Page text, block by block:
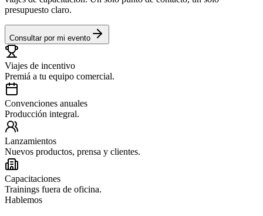
presupuesto claro.
Consultar por mi evento
Viajes de incentivo
Premiá a tu equipo comercial.
Convenciones anuales
Producción integral.
Lanzamientos
Nuevos productos, prensa y clientes.
Capacitaciones
Trainings fuera de oficina.
Hablemos